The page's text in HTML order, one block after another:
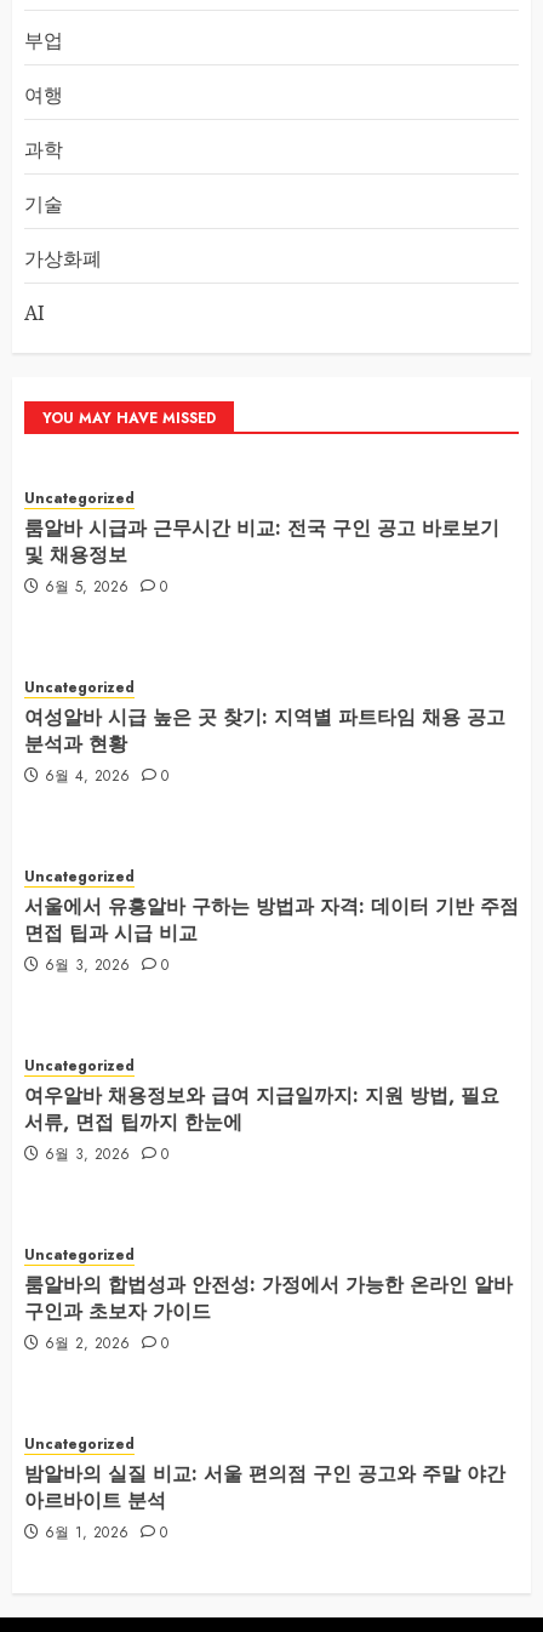
부업
여행
과학
기술
가상화폐
AI
YOU MAY HAVE MISSED
Uncategorized
룸알바 시급과 근무시간 비교: 전국 구인 공고 바로보기
및 채용정보
6월 5, 2026 0
Uncategorized
여성알바 시급 높은 곳 찾기: 지역별 파트타임 채용 공고
분석과 현황
6월 4, 2026 0
Uncategorized
서울에서 유흥알바 구하는 방법과 자격: 데이터 기반 주점
면접 팁과 시급 비교
6월 3, 2026 0
Uncategorized
여우알바 채용정보와 급여 지급일까지: 지원 방법, 필요
서류, 면접 팁까지 한눈에
6월 3, 2026 0
Uncategorized
룸알바의 합법성과 안전성: 가정에서 가능한 온라인 알바
구인과 초보자 가이드
6월 2, 2026 0
Uncategorized
밤알바의 실질 비교: 서울 편의점 구인 공고와 주말 야간
아르바이트 분석
6월 1, 2026 0